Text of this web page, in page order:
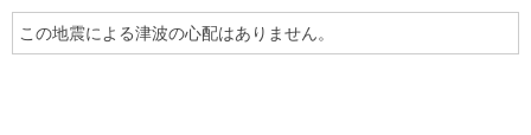
この地震による津波の心配はありません。